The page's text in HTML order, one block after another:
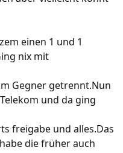
einen 1 und 1
nix mit
Gegner getrennt.Nun
und da ging
freigabe und alles.Das
die früher auch